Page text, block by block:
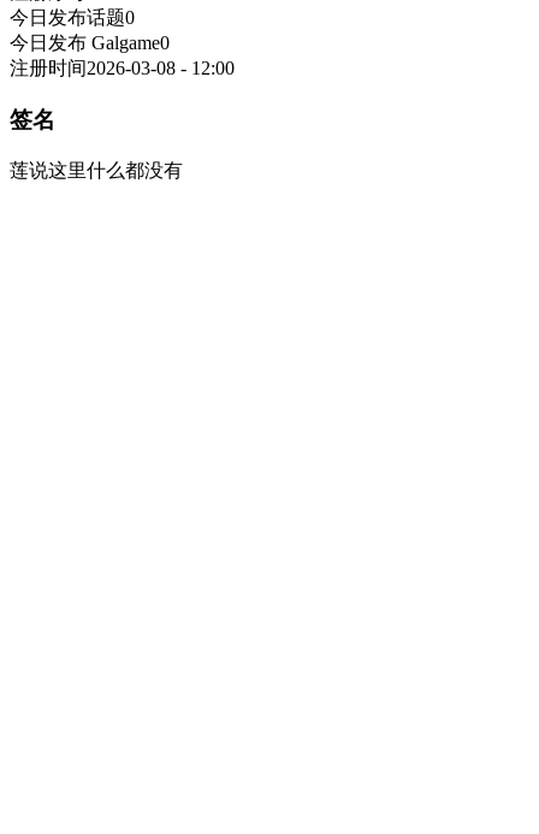
今日发布话题0
今日发布 Galgame0
注册时间2026-03-08 - 12:00
签名
莲说这里什么都没有